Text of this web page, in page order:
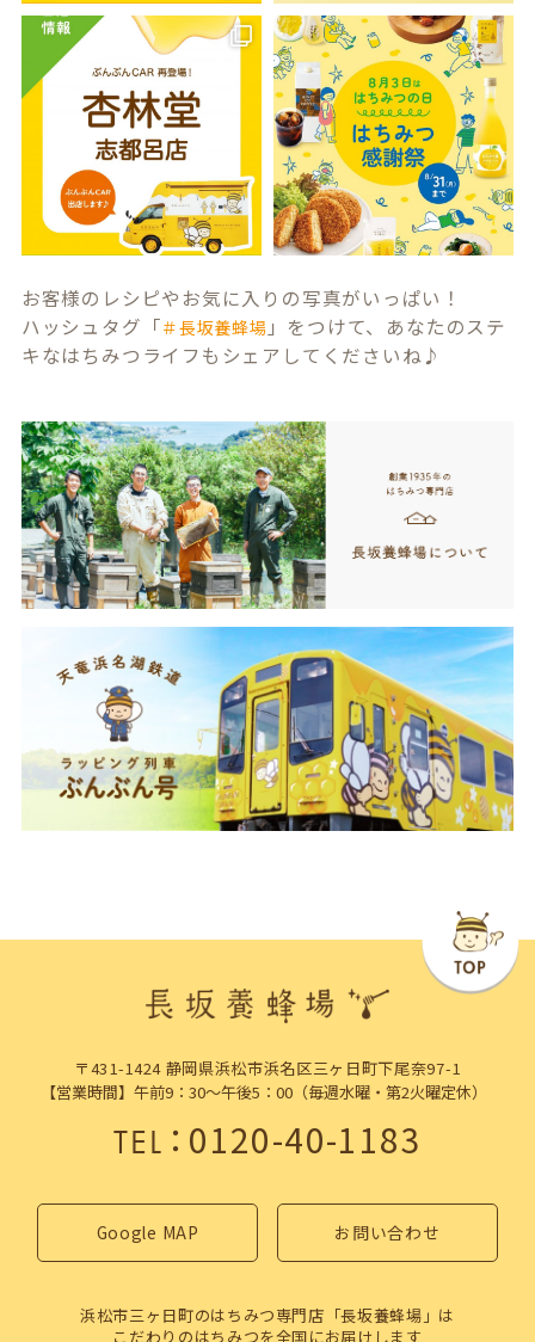
お客様のレシピやお気に入りの写真がいっぱい！
ハッシュタグ「＃長坂養蜂場 」をつけて、あなたのステ
キなはちみつライフもシェアしてくださいね♪
〒431-1424 静岡県浜松市浜名区三ヶ日町下尾奈97-1
【営業時間】午前9：30～午後5：00（毎週水曜・第2火曜定休）
TEL：0120-40-1183
Google MAP お問い合わせ
浜松市三ヶ日町のはちみつ専門店「長坂養蜂場」は
こだわりのはちみつを全国にお届けします